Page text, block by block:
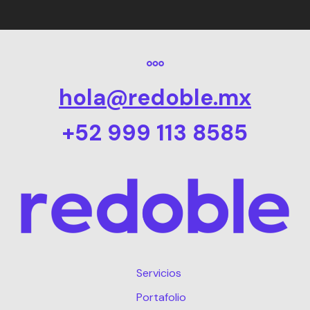
hola@redoble.mx
+52 999 113 8585
Servicios
Portafolio